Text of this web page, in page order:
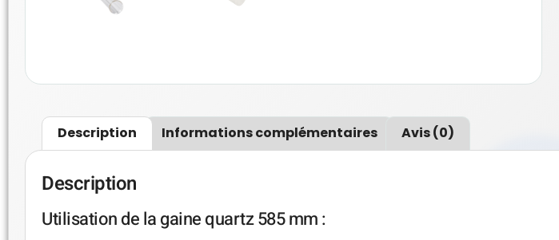
Description Informations complémentaires Avis (0)
Description
Utilisation de la gaine quartz 585 mm :